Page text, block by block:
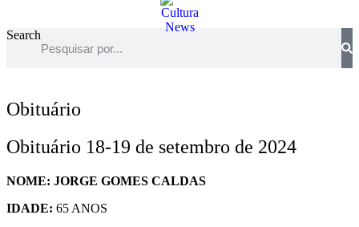
Search
Obituário
Obituário 18-19 de setembro de 2024
NOME: JORGE GOMES CALDAS
IDADE: 65 ANOS